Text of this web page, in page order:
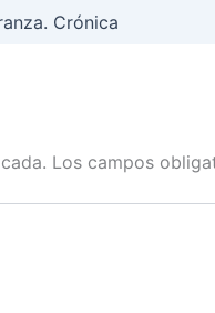
Crónica
Los campos